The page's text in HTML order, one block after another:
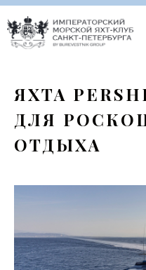
ЯХТА
ДЛЯ
ОТДЫХА